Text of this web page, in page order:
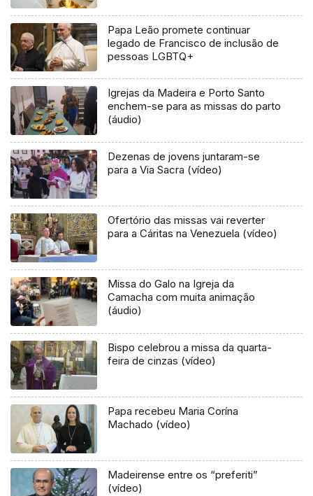
Papa Leão promete continuar
legado de Francisco de inclusão de
pessoas LGBTQ+
Igrejas da Madeira e Porto Santo
enchem-se para as missas do parto
(áudio)
Dezenas de jovens juntaram-se
para a Via Sacra (vídeo)
Ofertório das missas vai reverter
para a Cáritas na Venezuela (vídeo)
Missa do Galo na Igreja da
Camacha com muita animação
(áudio)
Bispo celebrou a missa da quarta-
feira de cinzas (vídeo)
Papa recebeu Maria Corína
Machado (vídeo)
Madeirense entre os “preferiti”
(vídeo)